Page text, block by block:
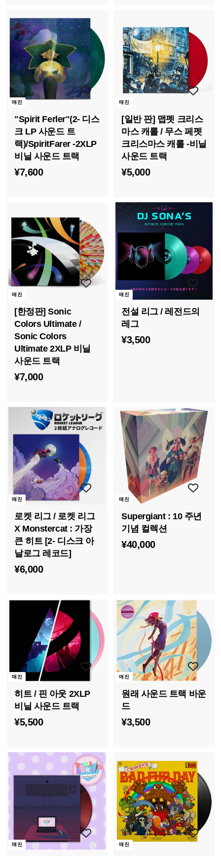
0
0
매진
"Spirit Ferler"(2- 디스
크 LP 사운드 트
랙)/SpiritFarer -2XLP
비닐 사운드 트랙
¥7,600¥
0
0
매진
[일반 판] 맵펫 크리스
마스 캐롤 / 무스 페펫
크리스마스 캐롤 -비닐
사운드 트랙
¥5,000¥
0
0
0
매진
[한정판] Sonic
Colors Ultimate /
Sonic Colors
Ultimate 2XLP 비닐
사운드 트랙
¥7,000¥
0
0
0
매진
전설 리그 / 레전드의
레그
¥3,500¥
0
매진
로켓 리그 / 로켓 리그
X Monstercat : 가장
큰 히트 [2- 디스크 아
날로그 레코드]
¥6,000¥
0
0
0
매진
Supergiant : 10 주년
기념 컬렉션
¥40,000¥
0
0
0
매진
히트 / 핀 아웃 2XLP
비닐 사운드 트랙
¥5,500¥
5
0
매진
원래 사운드 트랙 바운
드
¥3,500¥
5
0
0
매진 매진